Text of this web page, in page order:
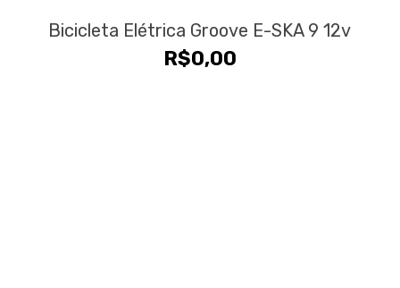
Bicicleta Elétrica Groove E-SKA 9 12v
R$0,00